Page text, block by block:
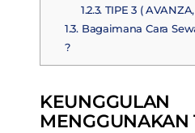
1.2.3. TIPE 3 (
1.3.Bagaimana Cara
?
KEUNGGULAN
MENGGUNAKAN